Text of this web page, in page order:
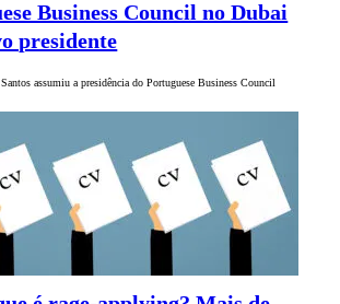
Business Council no Dubai
presidente
assumiu a presidência do Portuguese Business Council